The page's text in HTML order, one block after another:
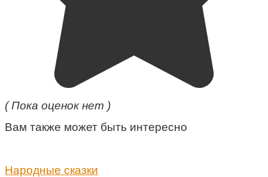
( Пока оценок нет )
Вам также может быть интересно
Народные сказки